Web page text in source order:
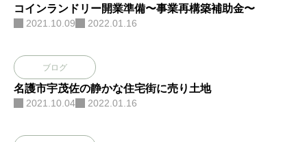
コインランドリー開業準備〜事業再構築補助金〜
2021.10.09 2022.01.16
ブログ
名護市宇茂佐の静かな住宅街に売り土地
2021.10.04 2022.01.16